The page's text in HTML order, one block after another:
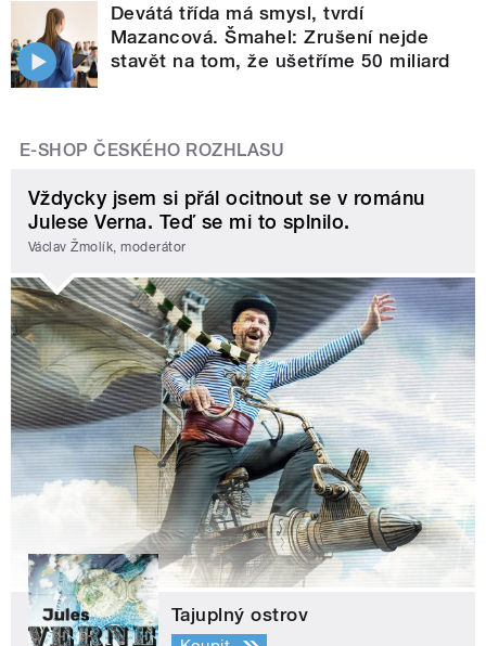
Devátá třída má smysl, tvrdí
Mazancová. Šmahel: Zrušení nejde
stavět na tom, že ušetříme 50 miliard
E-SHOP ČESKÉHO ROZHLASU
Vždycky jsem si přál ocitnout se v románu
Julese Verna. Teď se mi to splnilo.
Václav Žmolík, moderátor
Tajuplný ostrov